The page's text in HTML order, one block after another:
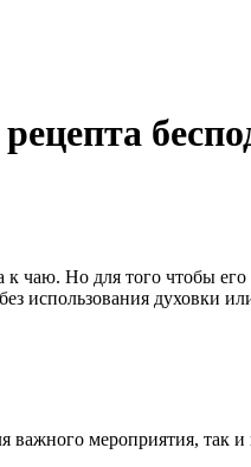
к чаю. Но для того чтобы
использования духовки
мероприятия, так